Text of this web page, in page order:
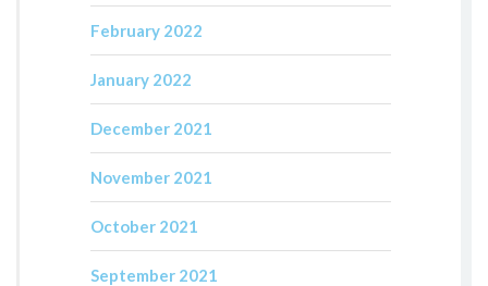
February 2022
January 2022
December 2021
November 2021
October 2021
September 2021